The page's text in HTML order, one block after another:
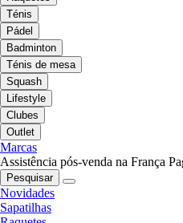
Ténis
Pádel
Badminton
Ténis de mesa
Squash
Lifestyle
Clubes
Outlet
Marcas
Assistência pós-venda na França
Pesquisar
Novidades
Sapatilhas